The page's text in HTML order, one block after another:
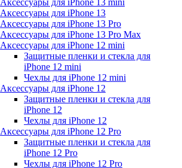
Аксессуары для iPhone 13
Аксессуары для iPhone 13 Pro
Аксессуары для iPhone 13 Pro Max
Аксессуары для iPhone 12 mini
Защитные пленки и стекла для
iPhone 12 mini
Чехлы для iPhone 12 mini
Аксессуары для iPhone 12
Защитные пленки и стекла для
iPhone 12
Чехлы для iPhone 12
Аксессуары для iPhone 12 Pro
Защитные пленки и стекла для
iPhone 12 Pro
Чехлы для iPhone 12 Pro